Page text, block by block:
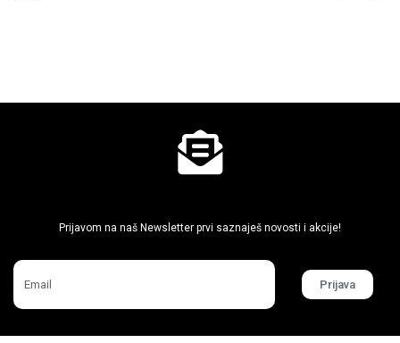
Prijavom na naš Newsletter prvi saznaješ novosti i akcije!
Prijava